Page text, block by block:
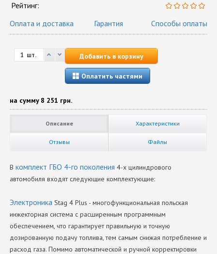
Рейтинг:
Оплата и доставка
Гарантия Способы оплаты
шт. Добавить в корзину
Оплатить частями
на сумму 8 251 грн.
Описание Характеристики
Отзывы Файлы
В комплект ГБО 4-го поколения 4-х цилиндрового
автомобиля входят следующие комплектующие:
Электроника Stag 4 Plus - многофункциональная польская
инжекторная система с расширенным программным
обеспечением, что гарантирует правильную и точную
дозированную подачу топлива, тем самым снижая потребление и
расход газа. Помимо автоматической и ручной корректировки